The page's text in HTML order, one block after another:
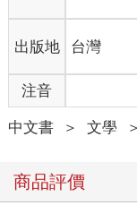
出版地 台灣
注音
中文書 ＞ 文學 ＞
商品評價